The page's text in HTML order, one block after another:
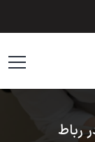
رباط